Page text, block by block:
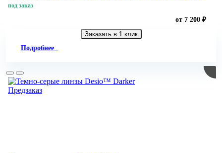
под заказ
от 7 200 ₽
Заказать в 1 клик
Подробнее
Предзаказ